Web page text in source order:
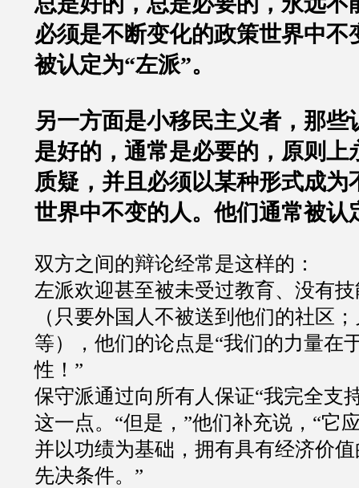
必须是不断变化的政策世界中不
被认定为“左派”。
另一方面是小移民主义者，那些
是好的，通常是必要的，原则上
质疑，并且必须以某种形式成为
世界中不变的人。他们通常被认
双方之间的辩论经常是这样的：
左派欢迎甚至被未受过教育、没有
（只要外国人不被送到他们的社区
等），他们的论点是“我们的力量在
性！ ”
保守派通过向所有人保证“我完全支
这一点。 “但是， ”他们补充说， “它
并以功绩为基础，拥有具有经济价
先决条件。 ”